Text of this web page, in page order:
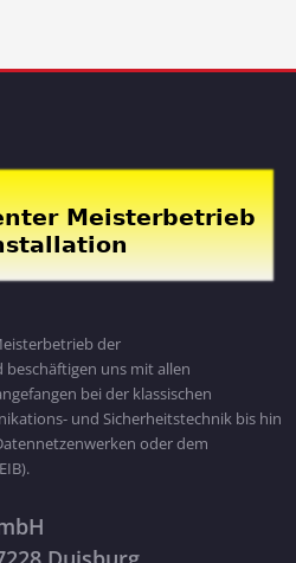
der
uns mit allen
bei der klassischen
und Sicherheitstechnik bis hin
oder dem